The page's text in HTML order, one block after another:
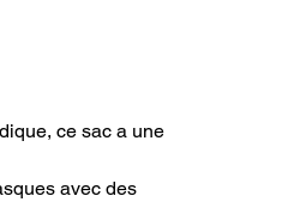
ce sac a une
avec des